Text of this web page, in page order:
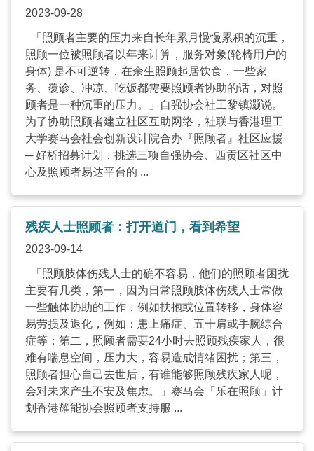
2023-09-28
「照顾者主要的压力来自长年累月慢慢累积的沉重，
照顾一位被照顾者以年来计算，服务对象(轮椅用户的
身体) 是不可逆转，在余生照顾起居饮食，一些家
务、覆诊、冲凉、吃饭都需要照顾者协助的话，对照
顾者是一种沉重的压力。」自强协会社工黎镇灏说。
为了协助照顾者建立社区互助网络，社联与香港理工
大学赛马会社会创新设计院合办『照顾者』社区应援
─ 好桥招募计划，挑选三项自强协会、西贡区社区中
心及照顾者易达平台的 ...
残疾人士照顾者：打开道门，看到希望
2023-09-14
「照顾肢体伤残人士的确不容易，他们的照顾者困扰
主要有几类，第一，因为日常照顾肢体伤残人士常做
一些触体协助的工作，例如扶抱或位置转移，身体容
易劳损及退化，例如：患上痛症、五十肩或手腕综合
症等；第二，照顾者需要24小时去照顾残疾家人，很
难有喘息空间，压力大，容易造成情绪困扰；第三，
照顾者担心自己去世后，有谁能够照顾残疾家人呢，
会对未来产生不安及焦虑。」赛马会「乐在照顾」计
划香港耀能协会照顾者支持服 ...